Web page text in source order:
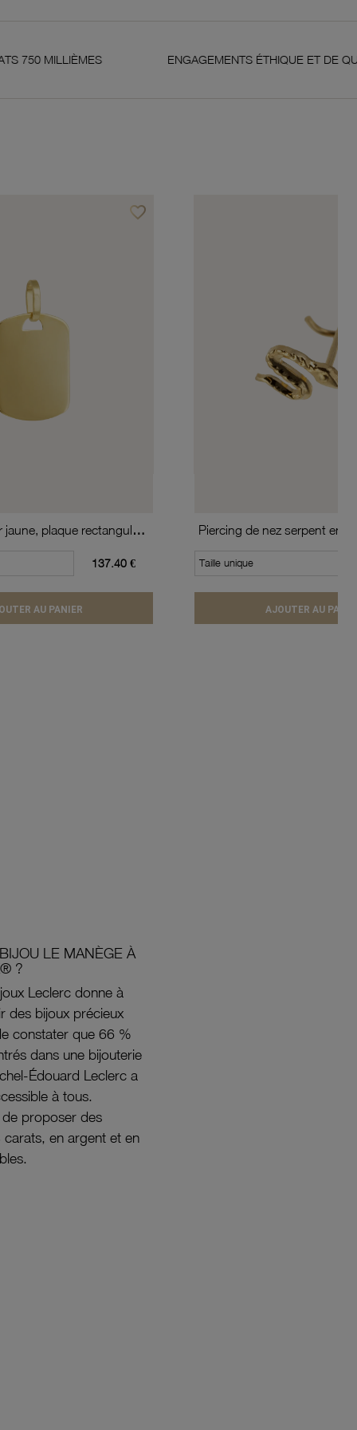
ENGAGEMENTS ÉTHIQUE ET DE QUALITÉ
favorite_borderAjouter à vos favoris
Pendentif en or jaune, plaque rectangulaire
137.40 €
AU PANIER
Piercing de nez serpent en
Taille unique
AJOUTER AU
LE MANÈGE À
?
Leclerc donne à
des bijoux précieux
constater que 66 %
dans une bijouterie
Édouard Leclerc a
à tous.
proposer des
en argent et en